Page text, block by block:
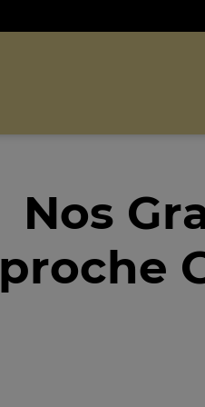
Nos
proche